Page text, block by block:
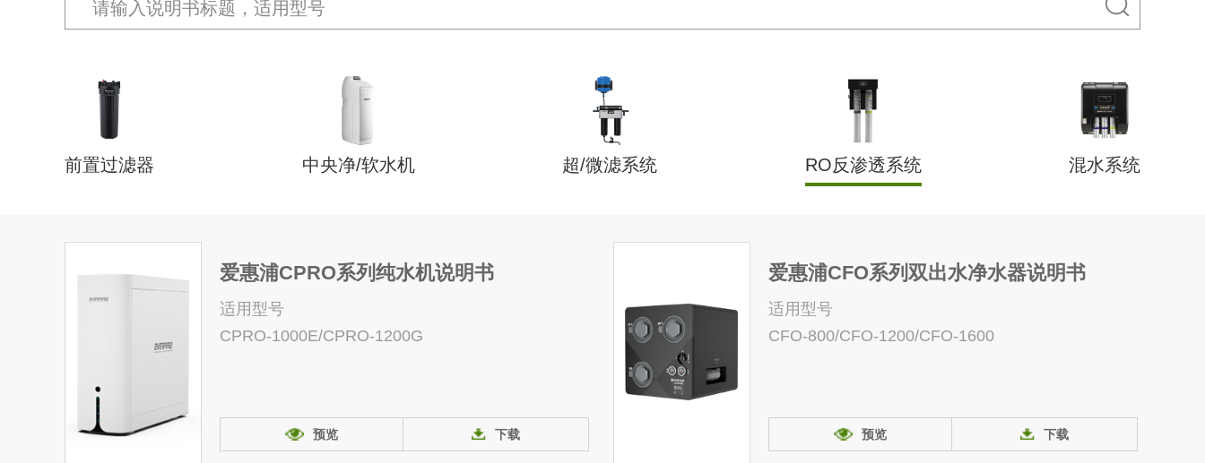
前置过滤器 中央净/软水机 超/微滤系统 RO反渗透系统 混水系统
爱惠浦CPRO系列纯水机说明书
适用型号
CPRO-1000E/CPRO-1200G
预览 下载
爱惠浦CFO系列双出水净水器说明书
适用型号
CFO-800/CFO-1200/CFO-1600
预览 下载